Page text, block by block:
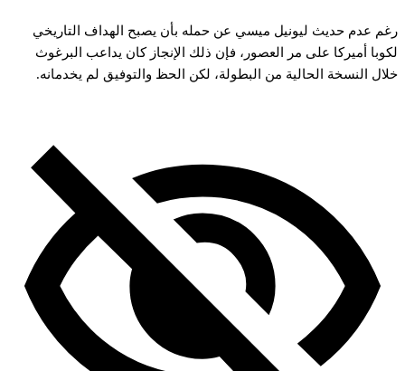
رغم عدم حديث ليونيل ميسي عن حمله بأن يصبح الهداف التاريخي
لكوبا أميركا على مر العصور، فإن ذلك الإنجاز كان يداعب البرغوث
خلال النسخة الحالية من البطولة، لكن الحظ والتوفيق لم يخدمانه.